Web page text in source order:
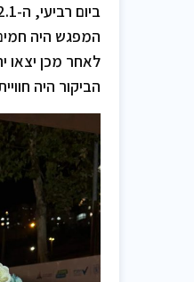
ביום רביעי, ה-22.1, בת השירות אליה יצאה יחד עם דפנה לביקור אצל אופק ברוך בירושלים.
המפגש היה
לאחר מכן יצאו
הביקור היה